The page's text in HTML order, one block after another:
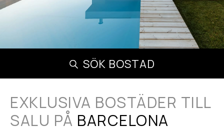
SÖK BOSTAD
EXKLUSIVA BOSTÄDER TILL
SALU PÅ BARCELONA